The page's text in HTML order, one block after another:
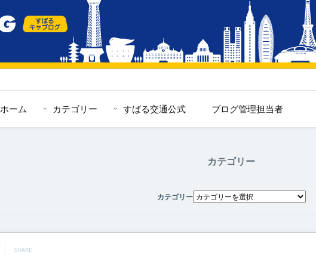
ホーム カテゴリー すばる交通公式 ブログ管理担当者
カテゴリー
カテゴリー
SHARE